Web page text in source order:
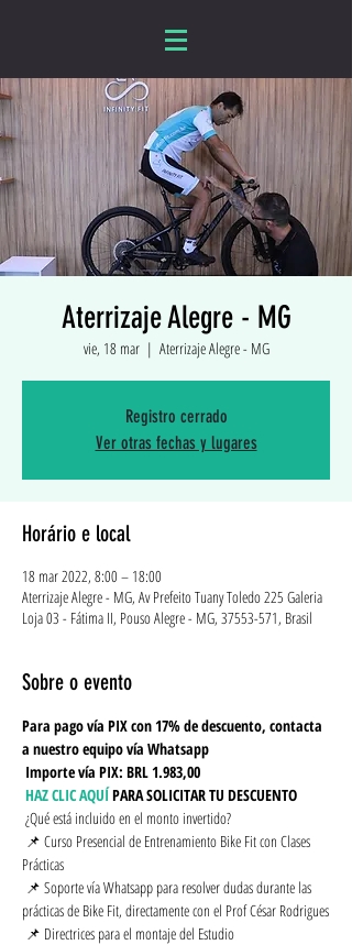
Aterrizaje Alegre - MG
vie, 18 mar
  |
Aterrizaje Alegre - MG
Registro cerrado
Ver otras fechas y lugares
Horário e local
18 mar 2022, 8:00 – 18:00
Aterrizaje Alegre - MG, Av Prefeito Tuany Toledo 225 Galeria
Loja 03 - Fátima II, Pouso Alegre - MG, 37553-571, Brasil
Sobre o evento
Para pago vía PIX con 17% de descuento, contacta
a nuestro equipo vía Whatsapp
Importe vía PIX: BRL 1.983,00
HAZ CLIC AQUÍPARA SOLICITAR TU DESCUENTO
¿Qué está incluido en el monto invertido?
Prácticas
prácticas de Bike Fit, directamente con el Prof César Rodrigues
📌 Directrices para el montaje del Estudio